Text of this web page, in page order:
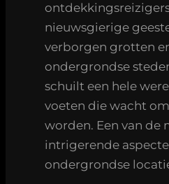
nieuwsgierige
verborgen grotten
ondergrondse
schuilt een hele
voeten die wacht
worden. Een van de
intrigerende
ondergrondse